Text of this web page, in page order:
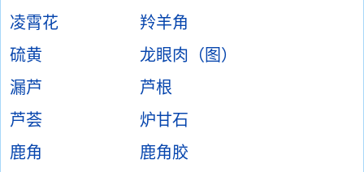
凌霄花
羚羊角
硫黄
龙眼肉（图）
漏芦
芦根
芦荟
炉甘石
鹿角
鹿角胶